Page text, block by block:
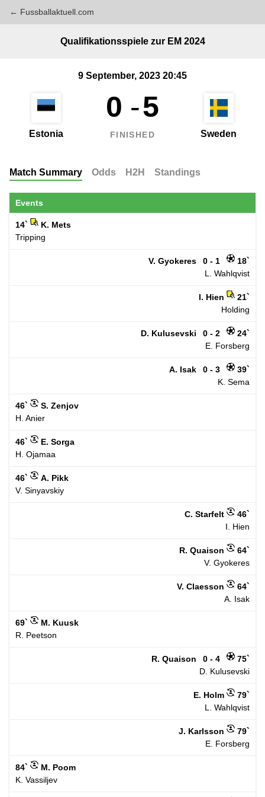
← Fussballaktuell.com
Estonia Sweden
Qualifikationsspiele zur EM 2024
9 September, 2023 20:45
0 -5
FINISHED
Match Summary Odds H2H Standings
Events
14`
K. Mets
Tripping
V. Gyokeres 0 - 1
18`
L. Wahlqvist
I. Hien
21`
Holding
D. Kulusevski 0 - 2
24`
E. Forsberg
A. Isak 0 - 3
39`
K. Sema
46`
S. Zenjov
H. Anier
46`
E. Sorga
H. Ojamaa
46`
A. Pikk
V. Sinyavskiy
C. Starfelt
46`
I. Hien
R. Quaison
64`
V. Gyokeres
V. Claesson
64`
A. Isak
69`
M. Kuusk
R. Peetson
R. Quaison 0 - 4
75`
D. Kulusevski
E. Holm
79`
L. Wahlqvist
J. Karlsson
79`
E. Forsberg
84`
M. Poom
K. Vassiljev